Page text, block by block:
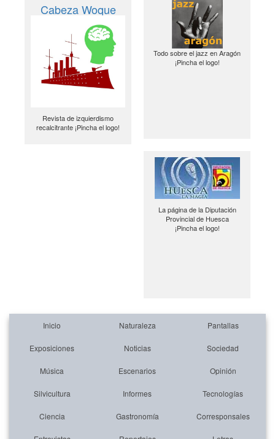
Cabeza Woque
Revista de izquierdismo
recalcitrante ¡Pincha el logo!
Todo sobre el jazz en Aragón
¡Pincha el logo!
La página de la Diputación
Provincial de Huesca
¡Pincha el logo!
Inicio Naturaleza Pantallas
Exposiciones Noticias Sociedad
Música Escenarios Opinión
Silvicultura Informes Tecnologías
Ciencia Gastronomía Corresponsales